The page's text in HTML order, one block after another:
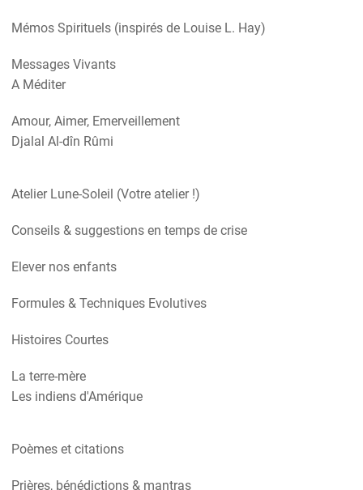
Mémos Spirituels (inspirés de Louise L. Hay)
Messages Vivants
A Méditer
Amour, Aimer, Emerveillement
Djalal Al-dîn Rûmi
Atelier Lune-Soleil (Votre atelier !)
Conseils & suggestions en temps de crise
Elever nos enfants
Formules & Techniques Evolutives
Histoires Courtes
La terre-mère
Les indiens d'Amérique
Poèmes et citations
Prières, bénédictions & mantras